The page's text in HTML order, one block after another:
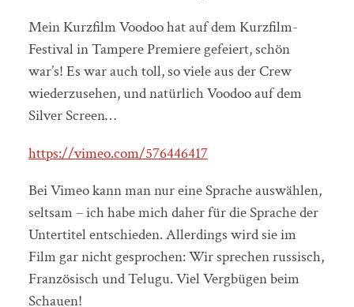
Mein Kurzfilm Voodoo hat auf dem Kurzfilm-
Festival in Tampere Premiere gefeiert, schön
war’s! Es war auch toll, so viele aus der Crew
wiederzusehen, und natürlich Voodoo auf dem
Silver Screen…
https://vimeo.com/576446417
Bei Vimeo kann man nur eine Sprache auswählen,
seltsam – ich habe mich daher für die Sprache der
Untertitel entschieden. Allerdings wird sie im
Film gar nicht gesprochen: Wir sprechen russisch,
Französisch und Telugu. Viel Vergbügen beim
Schauen!